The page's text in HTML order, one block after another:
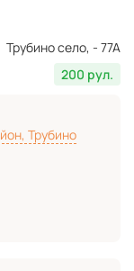
Трубино село, - 77А
200 рул.
Трубино